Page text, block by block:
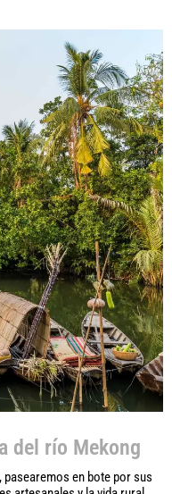
del río Mekong
en bote por sus